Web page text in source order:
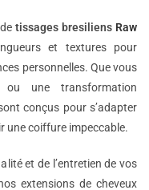
detissages bresiliens Raw
et textures pour
personnelles. Que vous
ou une transformation
conçus pour s’adapter
une coiffure impeccable.
et de l’entretien de vos
extensions de cheveux